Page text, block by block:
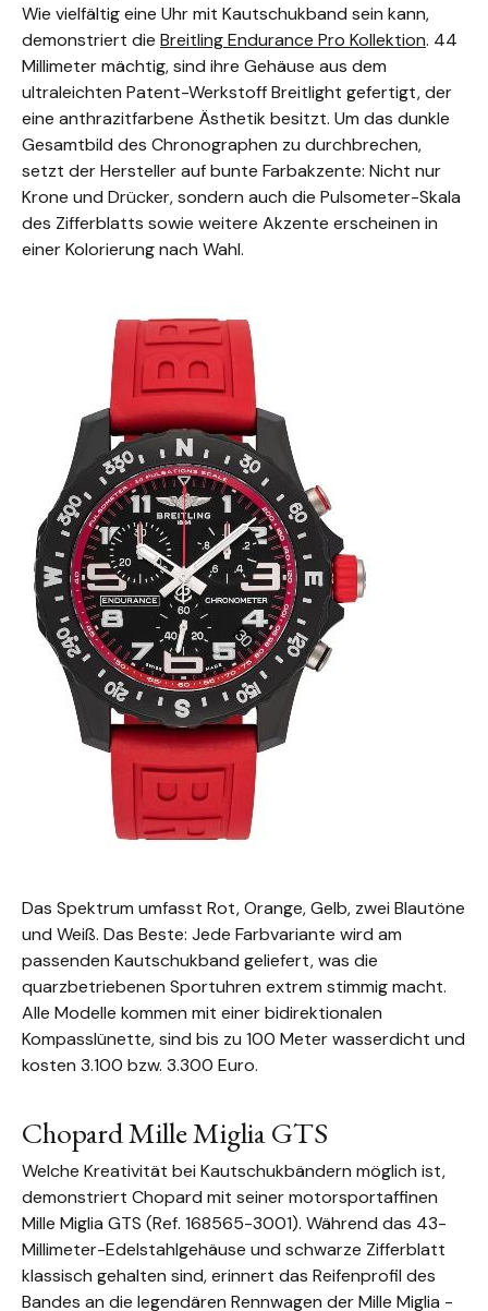
Wie vielfältig eine Uhr mit Kautschukband sein kann,
demonstriert die Breitling Endurance Pro Kollektion. 44
Millimeter mächtig, sind ihre Gehäuse aus dem
ultraleichten Patent-Werkstoff Breitlight gefertigt, der
eine anthrazitfarbene Ästhetik besitzt. Um das dunkle
Gesamtbild des Chronographen zu durchbrechen,
setzt der Hersteller auf bunte Farbakzente: Nicht nur
Krone und Drücker, sondern auch die Pulsometer-Skala
des Zifferblatts sowie weitere Akzente erscheinen in
einer Kolorierung nach Wahl.
Das Spektrum umfasst Rot, Orange, Gelb, zwei Blautöne
und Weiß. Das Beste: Jede Farbvariante wird am
passenden Kautschukband geliefert, was die
quarzbetriebenen Sportuhren extrem stimmig macht.
Alle Modelle kommen mit einer bidirektionalen
Kompasslünette, sind bis zu 100 Meter wasserdicht und
kosten 3.100 bzw. 3.300 Euro.
Chopard Mille Miglia GTS
Welche Kreativität bei Kautschukbändern möglich ist,
demonstriert Chopard mit seiner motorsportaffinen
Mille Miglia GTS (Ref. 168565-3001). Während das 43-
Millimeter-Edelstahlgehäuse und schwarze Zifferblatt
klassisch gehalten sind, erinnert das Reifenprofil des
Bandes an die legendären Rennwagen der Mille Miglia -